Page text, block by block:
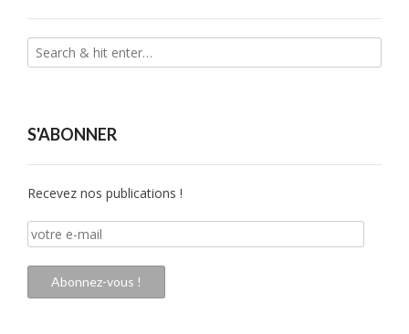
S'ABONNER
Recevez nos publications !
votre
e-
mail
Abonnez-vous !